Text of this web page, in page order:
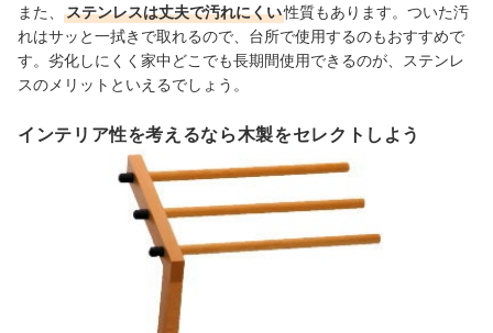
また、 ステンレスは丈夫で汚れにくい性質もあります。ついた汚
れはサッと一拭きで取れるので、台所で使用するのもおすすめで
す。劣化しにくく家中どこでも長期間使用できるのが、ステンレ
スのメリットといえるでしょう。
インテリア性を考えるなら木製をセレクトしよう